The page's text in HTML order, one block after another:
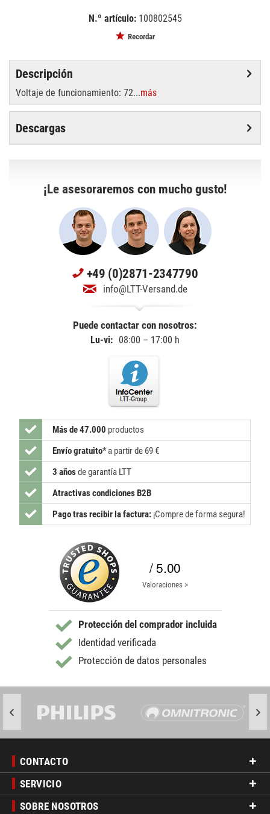
N.º artículo: 100802545
Recordar
Descripción
Voltaje de funcionamiento: 72...más
Descargas
¡Le asesoraremos con mucho gusto!
+49 (0)2871-2347790
info@LTT-Versand.de
Puede contactar con nosotros:
Lu-vi: 08:00 – 17:00 h
Más de 47.000 productos
Envío gratuito* a partir de 69 €
3 añosde garantía LTT
Atractivas condiciones B2B
Pago tras recibir la factura: ¡Compre de forma segura!
/ 5.00
Valoraciones >
Protección del comprador incluida
Identidad verificada
Protección de datos personales
CONTACTO
SERVICIO
SOBRE NOSOTROS